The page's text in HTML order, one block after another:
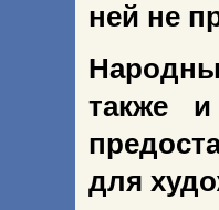
ней не
также
для